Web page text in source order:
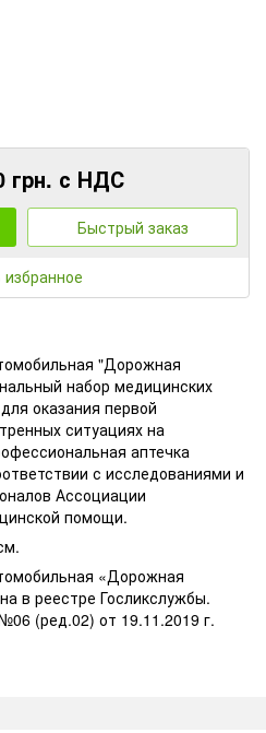
грн. с НДС
Быстрый заказ
избранное
"Дорожная
набор медицинских
оказания первой
ситуациях на
аптечка
с исследованиями и
Ассоциации
помощи.
«Дорожная
в реестре Госликслужбы.
(ред.02) от 19.11.2019 г.